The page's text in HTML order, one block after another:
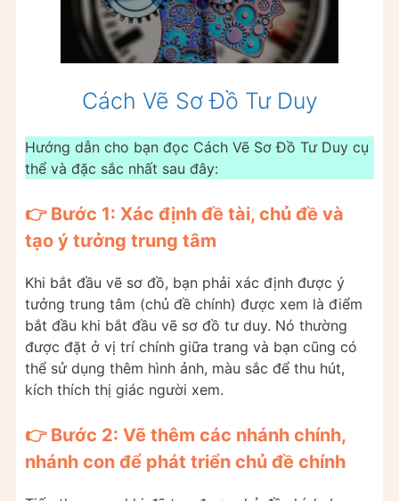
Cách Vẽ Sơ Đồ Tư Duy
Hướng dẫn cho bạn đọc Cách Vẽ Sơ Đồ Tư Duy cụ
thể và đặc sắc nhất sau đây:
👉 Bước 1: Xác định đề tài, chủ đề và
tạo ý tưởng trung tâm
Khi bắt đầu vẽ sơ đồ, bạn phải xác định được ý
tưởng trung tâm (chủ đề chính) được xem là điểm
bắt đầu khi bắt đầu vẽ sơ đồ tư duy. Nó thường
được đặt ở vị trí chính giữa trang và bạn cũng có
thể sử dụng thêm hình ảnh, màu sắc để thu hút,
kích thích thị giác người xem.
👉 Bước 2: Vẽ thêm các nhánh chính,
nhánh con để phát triển chủ đề chính